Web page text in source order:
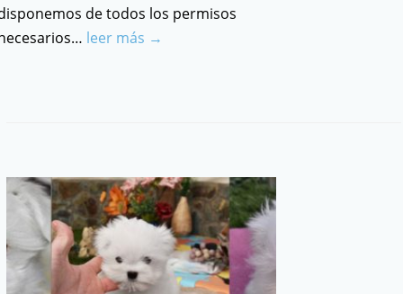
de todos los permisos
leer más →